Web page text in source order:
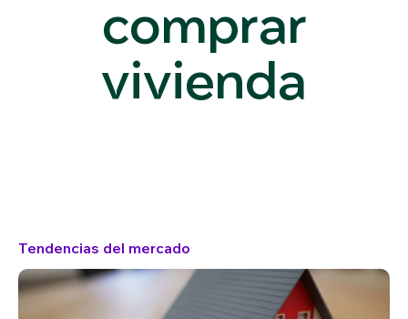
comprar
vivienda
Tendencias del mercado